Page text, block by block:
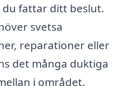
fattar ditt beslut.
svetsa
reparationer eller
det många duktiga
i området.